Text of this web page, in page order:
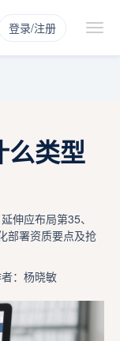
登录/注册
么类型
伸应布局第35、
部署资质要点及抢
：杨晓敏